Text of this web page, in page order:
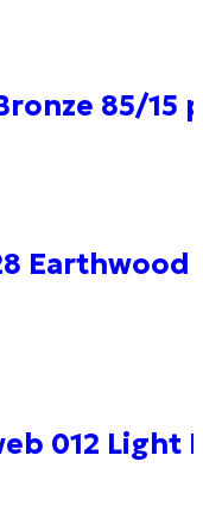
85/15
012 Light